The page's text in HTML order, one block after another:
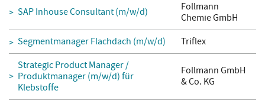
SAP Inhouse Consultant (m/w/d)
Follmann
Chemie GmbH
Segmentmanager Flachdach (m/w/d)
Triflex
Strategic Product Manager /
Produktmanager (m/w/d) für
Klebstoffe
Follmann GmbH
& Co. KG